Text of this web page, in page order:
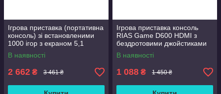
Ігрова приставка (портативна
консоль) зі встановленими
1000 ігор з екраном 5,1
дюйма 8 gb No Brand PSP 9
В наявності
2 662 ₴ 3 461 ₴
Ігрова приставка консоль
RIAS Game D600 HDMI з
бездротовими джойстиками
(3_01208)
В наявності
1 088 ₴ 1 450 ₴